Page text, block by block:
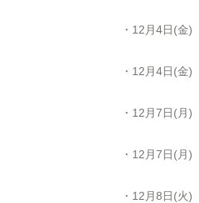
・12月4日(金
・12月4日(金
・12月7日(月
・12月7日(月
・12月8日(火